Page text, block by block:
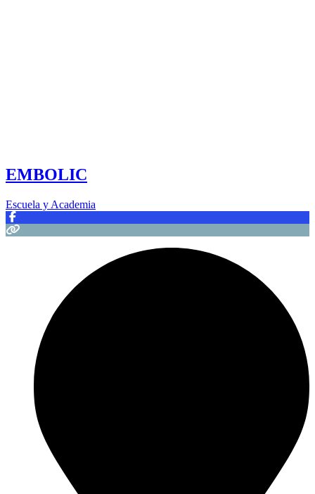
EMBOLIC
Escuela y Academia